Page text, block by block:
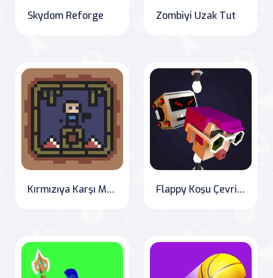
Skydom Reforge Zombiyi Uzak Tut
Kırmızıya Karşı Mavi Flappy Koşu Çevrimiçi